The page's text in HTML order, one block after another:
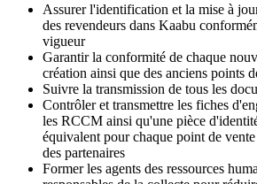
Assurer l'identification et la mise à
des revendeurs dans Kaabu
vigueur
Garantir la conformité de chaque
création ainsi que des anciens points
Suivre la transmission de tous les
Contrôler et transmettre les fiches
les RCCM ainsi qu'une pièce
équivalent pour chaque point de
des partenaires
Former les agents des ressources